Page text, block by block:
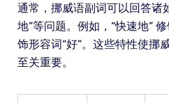
通常，挪威语副词可以回答诸
地”等问题。例如，“快速地”
饰形容词“好”。这些特性使挪
至关重要。